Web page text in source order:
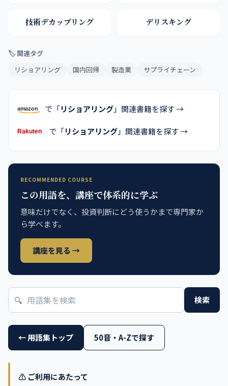
技術デカップリング デリスキング
🏷 関連タグ
リショアリング
国内回帰 製造業 サプライチェーン
で「リショアリング」関連書籍を探す →
で「リショアリング」関連書籍を探す →
RECOMMENDED COURSE
この用語を、講座で体系的に学ぶ
意味だけでなく、投資判断にどう使うかまで専門家か
ら学べます。
講座を見る →
🔍 検索
← 用語集トップ 50音・A-Zで探す
⚠️ ご利用にあたって